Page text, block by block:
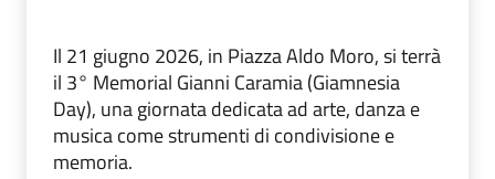
Il 21 giugno 2026, in Piazza Aldo Moro, si terrà
il 3° Memorial Gianni Caramia (Giamnesia
Day), una giornata dedicata ad arte, danza e
musica come strumenti di condivisione e
memoria.